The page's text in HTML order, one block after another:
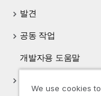
발견
공동 작업
개발자용 도움말
We use cookies